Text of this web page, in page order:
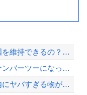
「あきれてモノが言えない」「国を維持できるの？」外国人の永住許可要件の厳格化で在...
【衝撃】ワイのパッパ、会社でナンバーツーになった結果ｗｗｗｗｗｗｗｗｗｗ
人気ユーチューバーさん、動画内にヤバすぎる物が映ってるのがバレて騒然ｗｗｗｗｗ